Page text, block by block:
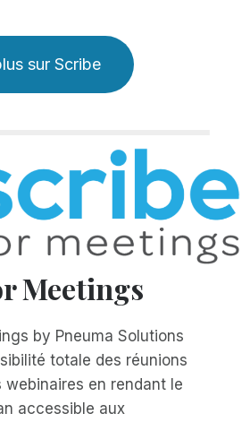
sur Scribe
Meetings
by Pneuma Solutions
totale des réunions
en rendant le
accessible aux